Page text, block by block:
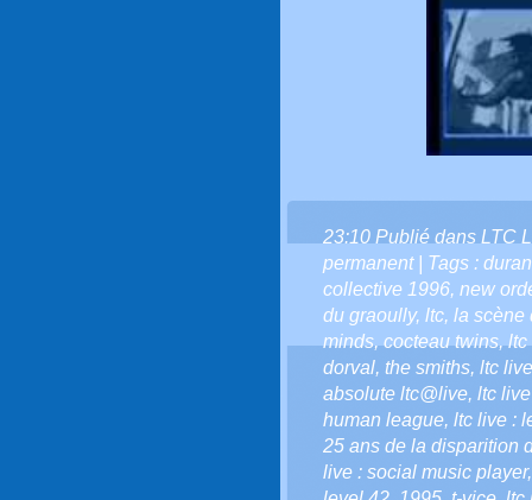
23:10 Publié dans LTC
permanent| Tags :
collective 1996, new
du graoully, ltc, la scène
minds,cocteau twins,ltc
dorval, the smiths, ltc
absolute ltc@live, ltc
human league, ltc live :
25 ans de la disparition
live : social music player